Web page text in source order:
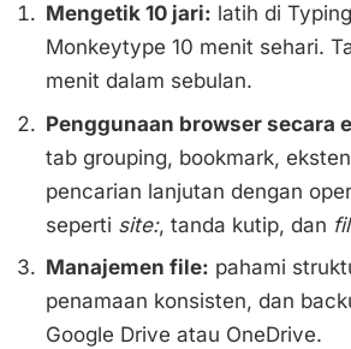
Mengetik 10 jari: latih di
Monkeytype 10 menit sehari.
menit dalam sebulan.
Penggunaan browser secara
tab grouping, bookmark,
pencarian lanjutan dengan
seperti site:, tanda kutip, dan
Manajemen file: pahami
penamaan konsisten, dan
Google Drive atau OneDrive.